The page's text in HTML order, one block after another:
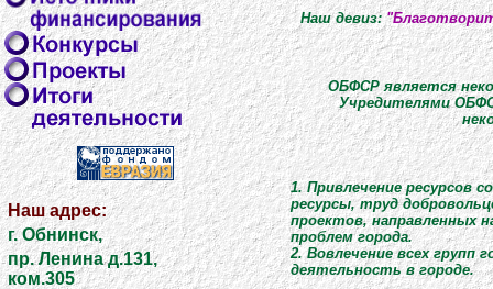
Наш адрес:
г. Обнинск,
пр. Ленина д.131,
ком.305
Наш девиз:
ОБФСР является
Учредителями
1. Привлечение ресурсов
ресурсы, труд
проектов, направленных
проблем города.
2. Вовлечение всех групп
деятельность в городе.